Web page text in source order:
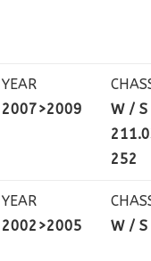
YEAR
2007>2009
W / S
252
YEAR
2002>2005
W /